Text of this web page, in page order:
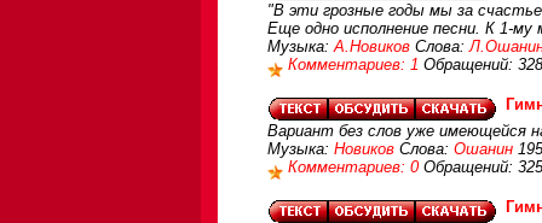
"В эти грозные годы мы за
Еще одно исполнение песни. К 1-му
Музыка:А.Новиков Слова:
Комментариев: 1 Обращений:
Вариант без слов уже имеющейся
Музыка: Новиков Слова: Ошанин
Комментариев: 0 Обращений: